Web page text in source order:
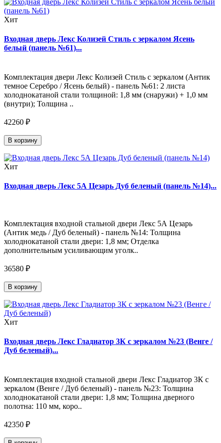
Хит
Входная дверь Лекс Колизей Стиль с зеркалом Ясень
белый (панель №61)...
Комплектация двери Лекс Колизей Стиль с зеркалом (Антик
темное Серебро / Ясень белый) - панель №61: 2 листа
холоднокатаной стали толщиной: 1,8 мм (снаружи) + 1,0 мм
(внутри); Толщина ..
42260 ₽
В корзину
Хит
Входная дверь Лекс 5А Цезарь Дуб беленый (панель №14)...
Комплектация входной стальной двери Лекс 5А Цезарь
(Антик медь / Дуб беленый) - панель №14: Толщина
холоднокатаной стали двери: 1,8 мм; Отделка
дополнительным усиливающим уголк..
36580 ₽
В корзину
Хит
Входная дверь Лекс Гладиатор 3К с зеркалом №23 (Венге /
Дуб беленый)...
Комплектация входной стальной двери Лекс Гладиатор 3К с
зеркалом (Венге / Дуб беленый) - панель №23: Толщина
холоднокатаной стали двери: 1,8 мм; Толщина дверного
полотна: 110 мм, коро..
42350 ₽